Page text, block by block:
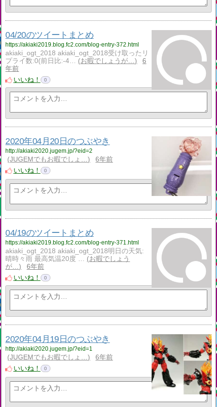
04/20のツイートまとめ
https://akiaki2019.blog.fc2.com/blog-entry-372.html
akiaki_ogt_2018 akiaki_ogt_2018受け取ったリ
プライ数:0(前日比:-4…
お暇でしょうが…
6
年前
いいね！
0
2020年04月20日のつぶやき
http://akiaki2020.jugem.jp/?eid=2
JUGEMでもお暇でしょ…
6年前
いいね！
0
04/19のツイートまとめ
https://akiaki2019.blog.fc2.com/blog-entry-371.html
akiaki_ogt_2018 akiaki_ogt_2018明日の天気:
晴時々雨 最高気温20度 …
お暇でしょう
が…
6年前
いいね！
0
2020年04月19日のつぶやき
http://akiaki2020.jugem.jp/?eid=1
JUGEMでもお暇でしょ…
6年前
いいね！
0